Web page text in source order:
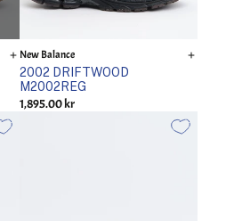
New Balance
2002 DRIFTWOOD
M2002REG
1,895.00 kr